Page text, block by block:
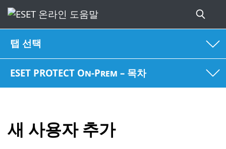
탭 선택
ESET PROTECT On-Prem – 목차
새 사용자 추가